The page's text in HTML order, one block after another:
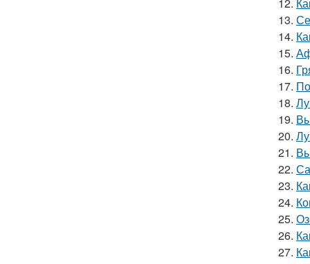
13.
14.
15.
16.
17.
18.
19.
20.
21.
22.
23.
24.
25.
26.
27.